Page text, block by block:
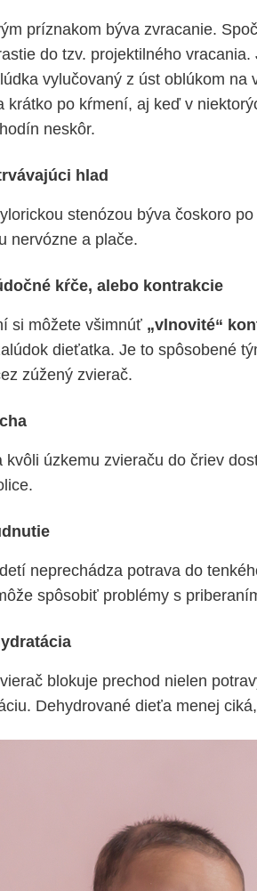
príznakom býva zvracanie.
do tzv. projektilného vracania.
vylučovaný z úst oblúkom
krátko po kŕmení, aj keď v
neskôr.
hlad
stenózou býva čoskoro
nervózne a plače.
kŕče, alebo kontrakcie
si môžete všimnúť „vlnovité“
dieťatka. Je to spôsobené
zúžený zvierač.
kvôli úzkemu zvieraču do čriev
neprechádza potrava do
spôsobiť problémy s
blokuje prechod nielen
Dehydrované dieťa menej